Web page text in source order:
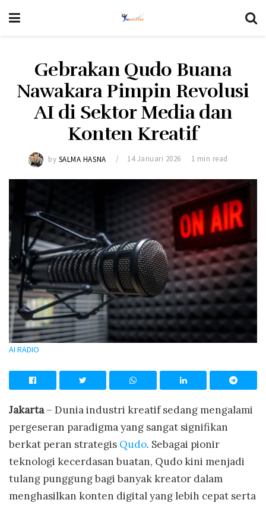
Gebrakan Qudo Buana
Nawakara Pimpin Revolusi
AI di Sektor Media dan
Konten Kreatif
by SALMA HASNA 14 Januari 2026 1 min read
AI RADIO
Jakarta– Dunia industri kreatif sedang mengalami
pergeseran paradigma yang sangat signifikan
berkat peran strategis Qudo. Sebagai pionir
teknologi kecerdasan buatan, Qudo kini menjadi
tulang punggung bagi banyak kreator dalam
menghasilkan konten digital yang lebih cepat serta